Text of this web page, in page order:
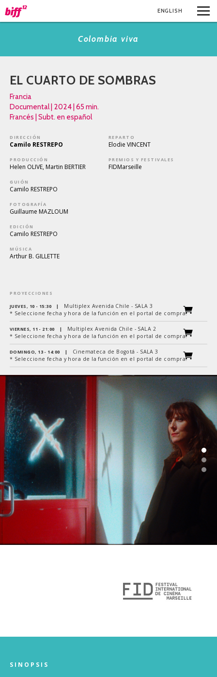
ENGLISH
Colombia viva
EL CUARTO DE SOMBRAS
Francia
Documental | 2024 | 65 min.
Francés | Subt. en español
DIRECCIÓN
Camilo RESTREPO
PRODUCCIÓN
Helen OLIVE, Martin BERTIER
GUIÓN
Camilo RESTREPO
FOTOGRAFÍA
Guillaume MAZLOUM
EDICIÓN
Camilo RESTREPO
MÚSICA
Arthur B. GILLETTE
REPARTO
Elodie VINCENT
PREMIOS Y FESTIVALES
FIDMarseille
PROYECCIONES
JUEVES, 10 - 15:30 |
Multiplex Avenida Chile - SALA 3
* Seleccione fecha y hora de la función en el portal de compra.
VIERNES, 11 - 21:00 |
Multiplex Avenida Chile - SALA 2
* Seleccione fecha y hora de la función en el portal de compra.
DOMINGO, 13 - 14:00 |
Cinemateca de Bogotá - SALA 3
* Seleccione fecha y hora de la función en el portal de compra.
SINOPSIS